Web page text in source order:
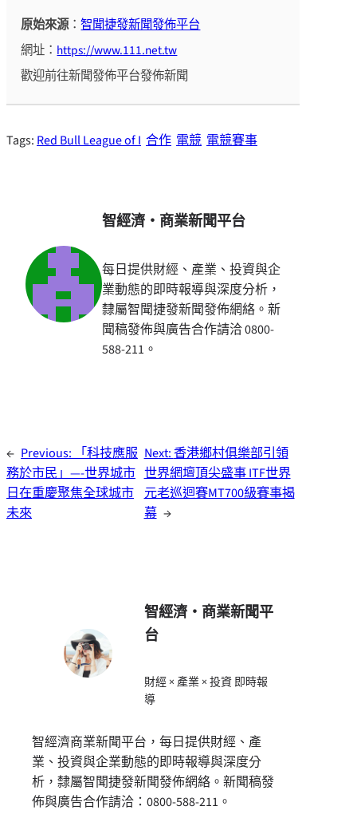
原始來源：智聞捷發新聞發佈平台
網址： https://www.111.net.tw
歡迎前往新聞發佈平台發佈新聞
Tags: Red Bull League of I 合作 電競 電競賽事
智經濟・商業新聞平台
每日提供財經、產業、投資與企
業動態的即時報導與深度分析，
隸屬智聞捷發新聞發佈網絡。新
聞稿發佈與廣告合作請洽 0800-
588-211。
← Previous:
「科技應服
務於市民」—-世界城市
日在重慶聚焦全球城市
未來
Next:香港鄉村俱樂部引領
世界網壇頂尖盛事 ITF世界
元老巡迴賽MT700級賽事揭
幕 →
智經濟・商業新聞平
台
財經 × 產業 × 投資 即時報
導
智經濟商業新聞平台，每日提供財經、產
業、投資與企業動態的即時報導與深度分
析，隸屬智聞捷發新聞發佈網絡。新聞稿發
佈與廣告合作請洽：0800-588-211。